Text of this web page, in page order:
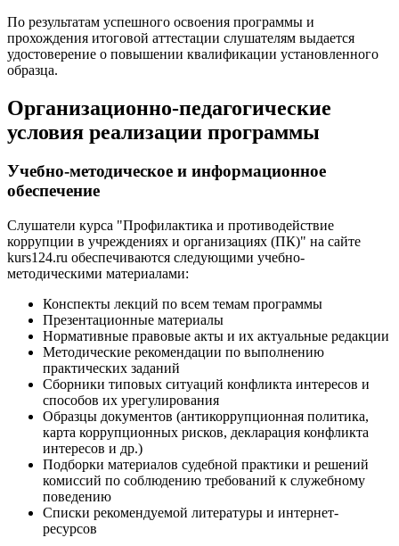
По результатам успешного освоения программы и
прохождения итоговой аттестации слушателям выдается
удостоверение о повышении квалификации установленного
образца.
Организационно-педагогические
условия реализации программы
Учебно-методическое и информационное
обеспечение
Слушатели курса "Профилактика и противодействие
коррупции в учреждениях и организациях (ПК)" на сайте
kurs124.ru обеспечиваются следующими учебно-
методическими материалами:
Конспекты лекций по всем темам программы
Презентационные материалы
Нормативные правовые акты и их актуальные редакции
Методические рекомендации по выполнению
практических заданий
Сборники типовых ситуаций конфликта интересов и
способов их урегулирования
Образцы документов (антикоррупционная политика,
карта коррупционных рисков, декларация конфликта
интересов и др.)
Подборки материалов судебной практики и решений
комиссий по соблюдению требований к служебному
поведению
Списки рекомендуемой литературы и интернет-
ресурсов